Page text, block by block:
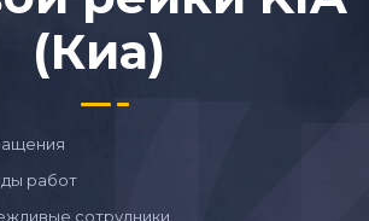
(Киа)
работ
сотрудники